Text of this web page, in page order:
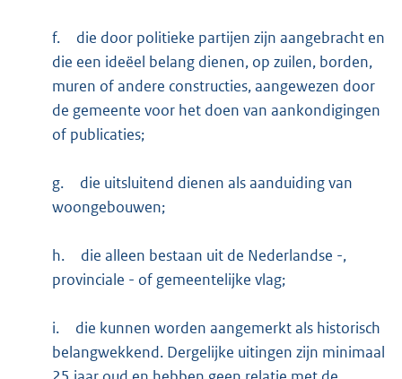
f.
die door politieke partijen zijn aangebracht en
die een ideëel belang dienen, op zuilen, borden,
muren of andere constructies, aangewezen door
de gemeente voor het doen van aankondigingen
of publicaties;
g.
die uitsluitend dienen als aanduiding van
woongebouwen;
h.
die alleen bestaan uit de Nederlandse -,
provinciale - of gemeentelijke vlag;
i.
die kunnen worden aangemerkt als historisch
belangwekkend. Dergelijke uitingen zijn minimaal